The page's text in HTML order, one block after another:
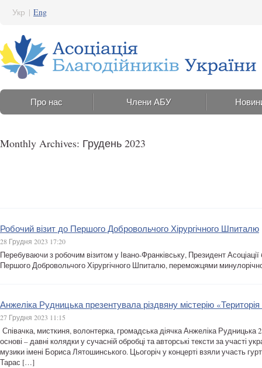
Укр | Eng
Про нас Члени АБУ
Monthly Archives: Грудень 2023
Робочий візит до Першого Добровольчого Хірургічного Шпиталю
28 Грудня 2023 17:20
Перебуваючи з робочим візитом у Івано-Франківську, Президент
Першого Добровольчого Хірургічного Шпиталю, переможцями
Анжеліка Рудницька презентувала різдвяну містерію
27 Грудня 2023 11:15
Співачка, мисткиня, волонтерка, громадська діячка Анжеліка
основі – давні колядки у сучасній обробці та авторські тексти за участі
музики імені Бориса Лятошинського. Цьогоріч у концерті взяли участь
Тарас […]